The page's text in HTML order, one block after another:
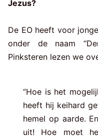
Jezus?
De EO heeft voor
onder de naam
Pinksteren lezen we
“Hoe is het
heeft hij keihard
hemel op aarde.
uit! Hoe moet